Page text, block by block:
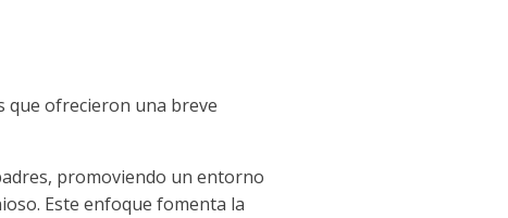
que ofrecieron una breve
promoviendo un entorno
Este enfoque fomenta la